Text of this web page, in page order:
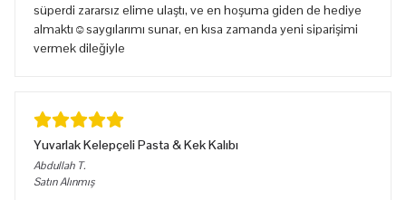
süperdi zararsız elime ulaştı, ve en hoşuma giden de hediye
almaktı☺️saygılarımı sunar, en kısa zamanda yeni siparişimi
vermek dileğiyle
Yuvarlak Kelepçeli Pasta & Kek Kalıbı
Abdullah T.
Satın Alınmış